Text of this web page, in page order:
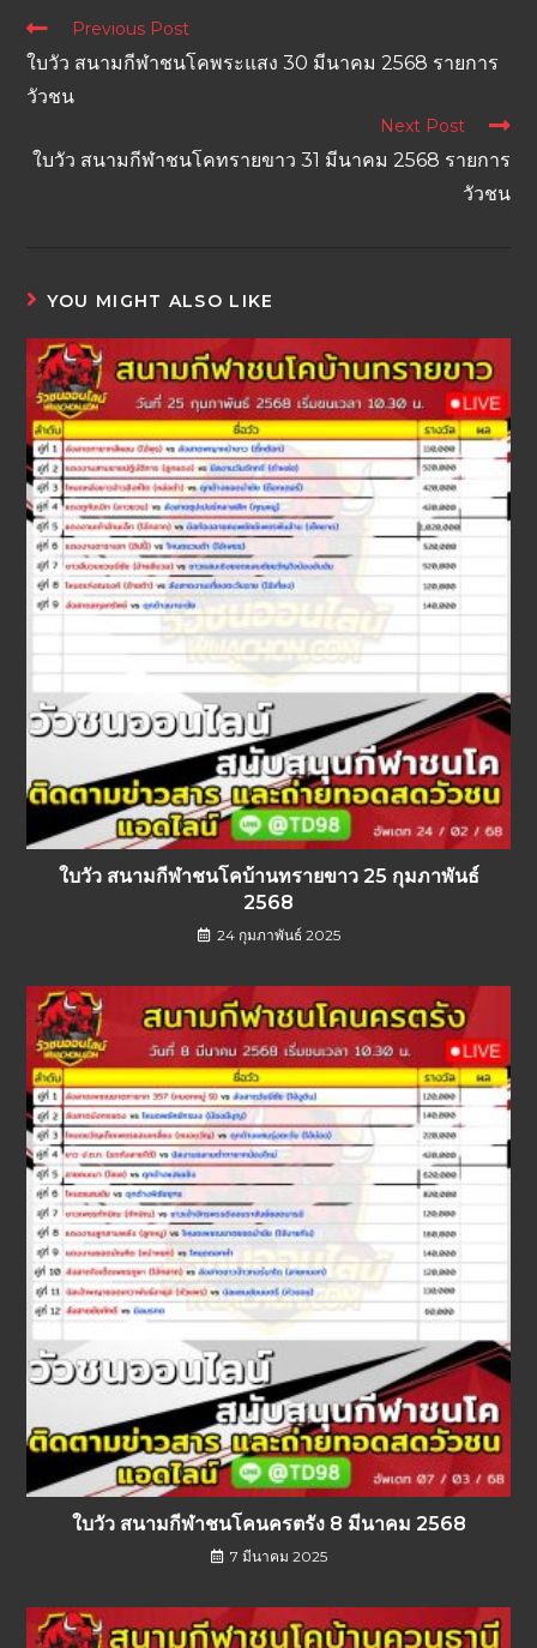
Previous Post
ใบวัว สนามกีฬาชนโคพระแสง 30 มีนาคม 2568 รายการ
วัวชน
Next Post
ใบวัว สนามกีฬาชนโคทรายขาว 31 มีนาคม 2568 รายการ
วัวชน
YOU MIGHT ALSO LIKE
ใบวัว สนามกีฬาชนโคบ้านทรายขาว 25 กุมภาพันธ์
2568
24 กุมภาพันธ์ 2025
ใบวัว สนามกีฬาชนโคนครตรัง 8 มีนาคม 2568
7 มีนาคม 2025